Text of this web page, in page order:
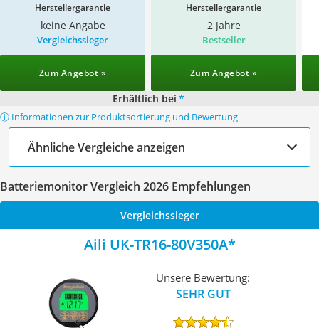
Herstellergarantie
keine Angabe
Herstellergarantie
2 Jahre
Vergleichssieger
Zum Angebot »
Bestseller
Zum Angebot »
Erhältlich bei *
ⓘ Informationen zur Produktsortierung und Bewertung
Ähnliche Vergleiche anzeigen
Batteriemonitor Vergleich 2026 Empfehlungen
Vergleichssieger
Aili ‎UK-TR16-80V350A
Unsere Bewertung:
SEHR GUT